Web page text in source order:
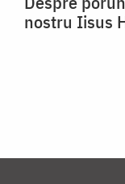
nostru Iisus